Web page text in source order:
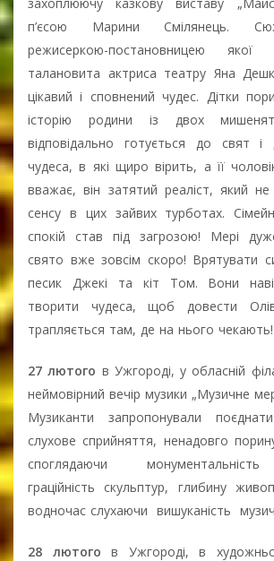
п’єсою Марини Смілянець.
режисеркою-постановницею
талановита актриса театру Яна
цікавий і сповнений чудес. Дітки
історію родини із двох
відповідально готується до свят
чудеса, в які щиро вірить, а її
вважає, він затятий реаліст, який не
сенсу в цих зайвих турботах.
спокій став під загрозою! Мері
свято вже зовсім скоро! Врятувати
песик Джекі та кіт Том. Вони
творити чудеса, щоб довести
трапляється там, де на нього чекають!
27 лютого в Ужгороді, у обласній
неймовірний вечір музики „Музичне
Музиканти запропонували
слухове сприйняття, ненадовго
споглядаючи монументальність
граційність скульптур, глибину
водночас слухаючи вишуканість
28 лютого в Ужгороді, в